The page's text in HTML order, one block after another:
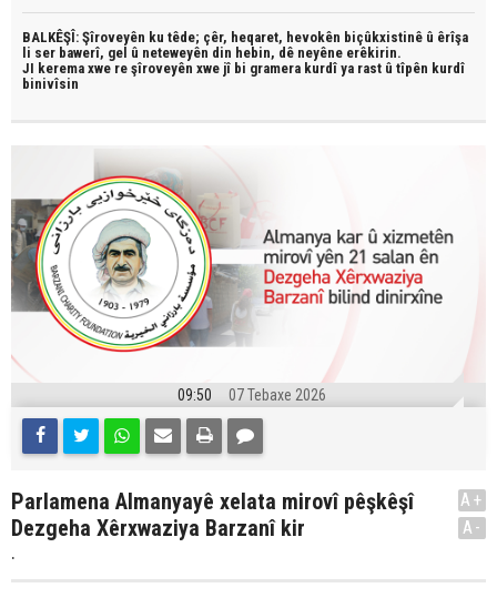
BALKÊŞÎ: Şîroveyên ku têde; çêr, heqaret, hevokên biçûkxistinê û êrîşa
li ser bawerî, gel û neteweyên din hebin, dê neyêne erêkirin.
JI kerema xwe re şîroveyên xwe jî bi gramera kurdî ya rast û tîpên kurdî
binivîsin
09:50 07 Tebaxe 2026
Parlamena Almanyayê xelata mirovî pêşkêşî
Dezgeha Xêrxwaziya Barzanî kir
.
A+
A-